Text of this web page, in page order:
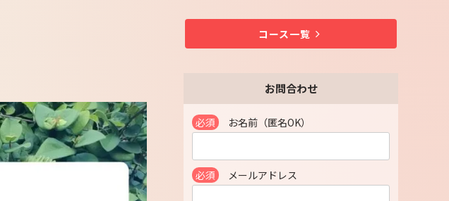
コース一覧
お問合わせ
必須 お名前（匿名OK）
必須 メールアドレス